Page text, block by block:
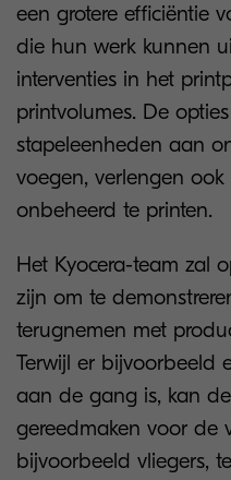
een grotere efficiëntie
die hun werk kunnen
interventies in het
printvolumes. De
stapeleenheden aan
voegen, verlengen
onbeheerd te printen.
Het Kyocera-team zal
zijn om te
terugnemen met
Terwijl er bijvoorbeeld
aan de gang is, kan
gereedmaken voor de
bijvoorbeeld vliegers,